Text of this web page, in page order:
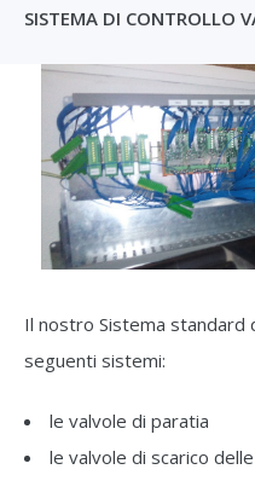
SISTEMA DI CONTROLLO
Il nostro Sistema standard
seguenti sistemi:
le valvole di paratia
le valvole di scarico